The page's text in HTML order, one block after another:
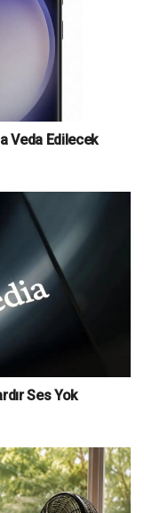
Veda Edilecek
Ses Yok